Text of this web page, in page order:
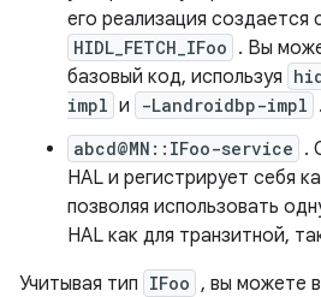
его реализация
HIDL_FETCH_IFoo . Вы
базовый код, используя
impl и -Landroidbp-impl .
abcd@MN::IFoo-service .
HAL и регистрирует себя
позволяя использовать
HAL как для транзитной,
Учитывая тип IFoo , вы можете